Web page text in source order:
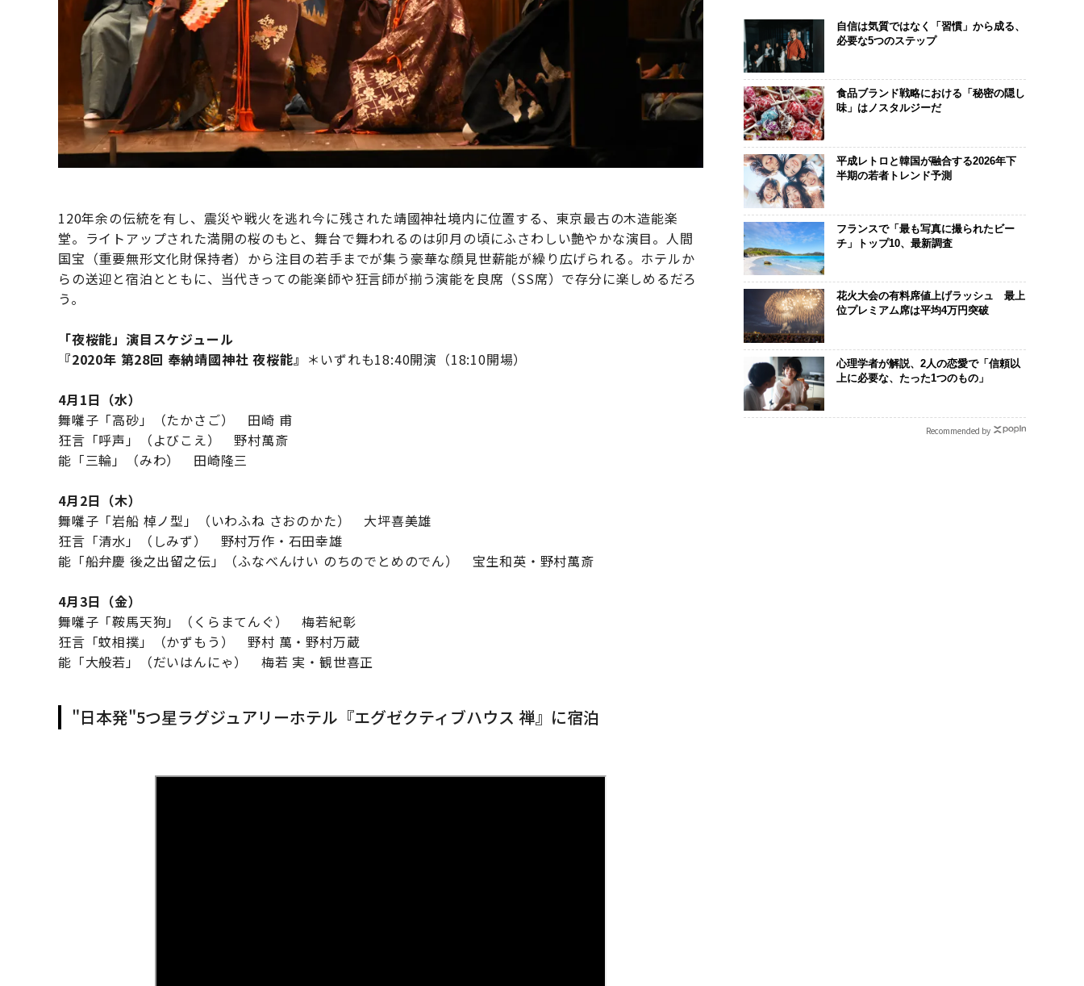
120年余の伝統を有し、震災や戦火を逃れ今に残された靖國神社境内に位置する、東京最古の木造能楽
堂。ライトアップされた満開の桜のもと、舞台で舞われるのは卯月の頃にふさわしい艶やかな演目。人間
国宝（重要無形文化財保持者）から注目の若手までが集う豪華な顔見世薪能が繰り広げられる。ホテルか
らの送迎と宿泊とともに、当代きっての能楽師や狂言師が揃う演能を良席（SS席）で存分に楽しめるだろ
う。
「夜桜能」演目スケジュール
『2020年 第28回 奉納靖國神社 夜桜能』 ＊いずれも18:40開演（18:10開場）
4月1日（水）
舞囃子「高砂」（たかさご） 田崎 甫
狂言「呼声」（よびこえ） 野村萬斎
能「三輪」（みわ） 田崎隆三
4月2日（木）
舞囃子「岩船 棹ノ型」（いわふね さおのかた） 大坪喜美雄
狂言「清水」（しみず） 野村万作・石田幸雄
能「船弁慶 後之出留之伝」（ふなべんけい のちのでとめのでん） 宝生和英・野村萬斎
4月3日（金）
舞囃子「鞍馬天狗」（くらまてんぐ） 梅若紀彰
狂言「蚊相撲」（かずもう） 野村 萬・野村万蔵
能「大般若」（だいはんにゃ） 梅若 実・観世喜正
"日本発"5つ星ラグジュアリーホテル『エグゼクティブハウス 禅』に宿泊
自信は気質ではなく「習慣」から成る、
必要な5つのステップ
食品ブランド戦略における「秘密の隠し
味」はノスタルジーだ
平成レトロと韓国が融合する2026年下
半期の若者トレンド予測
フランスで「最も写真に撮られたビー
チ」トップ10、最新調査
花火大会の有料席値上げラッシュ 最上
位プレミアム席は平均4万円突破
心理学者が解説、2人の恋愛で「信頼以
上に必要な、たった1つのもの」
Recommended by